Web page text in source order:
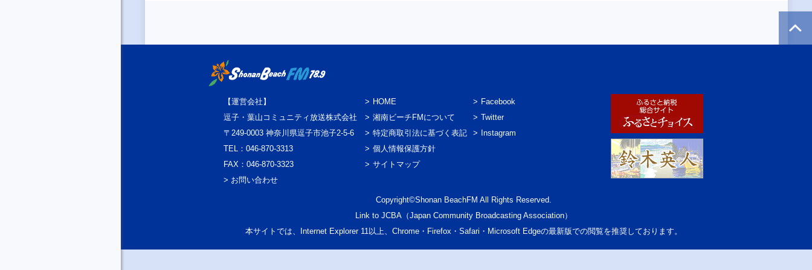
【運営会社】
逗子・葉山コミュニティ放送株式会社
〒249-0003 神奈川県逗子市池子2-5-6
TEL：046-870-3313
FAX：046-870-3323
> お問い合わせ
HOME
湘南ビーチFMについて
特定商取引法に基づく表記
個人情報保護方針
サイトマップ
Facebook
Twitter
Instagram
Copyright©Shonan BeachFM All Rights Reserved.
Link to JCBA（Japan Community Broadcasting Association）
本サイトでは、Internet Explorer 11以上、Chrome・Firefox・Safari・Microsoft Edgeの最新版での閲覧を推奨しております。